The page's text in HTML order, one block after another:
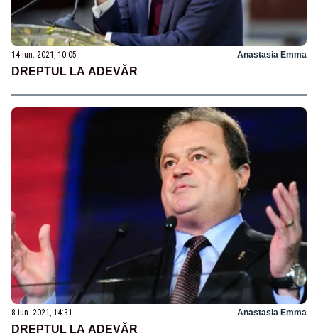
14 iun. 2021, 10:05 Anastasia Emma
DREPTUL LA ADEVĂR
8 iun. 2021, 14:31 Anastasia Emma
DREPTUL LA ADEVĂR